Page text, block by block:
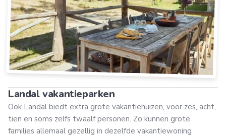
Landal vakantieparken
Ook Landal biedt extra grote vakantiehuizen, voor zes, acht,
tien en soms zelfs twaalf personen. Zo kunnen grote
families allemaal gezellig in dezelfde vakantiewoning